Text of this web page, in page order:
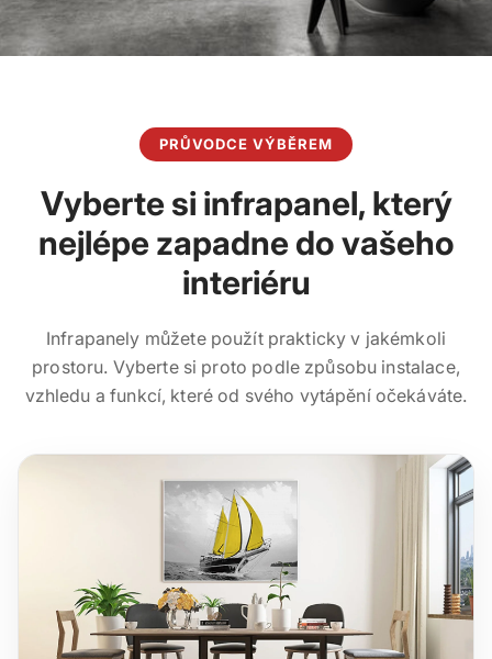
PRŮVODCE VÝBĚREM
Vyberte si infrapanel, který
nejlépe zapadne do vašeho
interiéru
Infrapanely můžete použít prakticky v jakémkoli
prostoru. Vyberte si proto podle způsobu instalace,
vzhledu a funkcí, které od svého vytápění očekáváte.